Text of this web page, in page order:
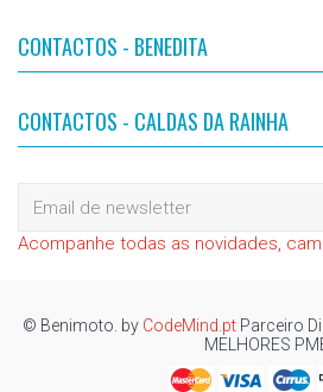
CONTACTOS - BENEDITA
CONTACTOS - CALDAS DA RAINHA
Acompanhe todas as novidades,
© Benimoto. by CodeMind.pt Parceiro
MELHORES